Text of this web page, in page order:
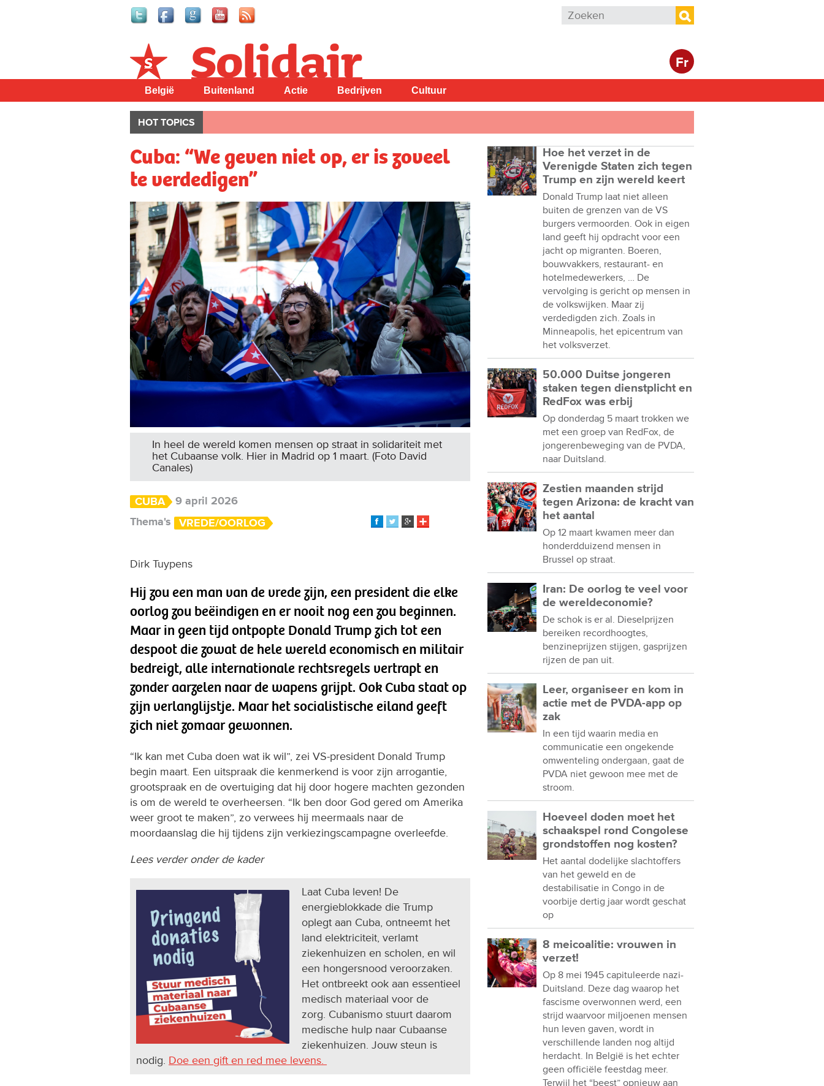
Zoekveld
Zoeken
Fr
Solidair
België Buitenland Actie Bedrijven Cultuur
HOT TOPICS
Cuba: “We geven niet op, er is zoveel
te verdedigen”
In heel de wereld komen mensen op straat in solidariteit met
het Cubaanse volk. Hier in Madrid op 1 maart. (Foto David
Canales)
CUBA
9 april 2026
Thema's
VREDE/OORLOG
Dirk Tuypens
Hij zou een man van de vrede zijn, een president die elke
oorlog zou beëindigen en er nooit nog een zou beginnen.
Maar in geen tijd ontpopte Donald Trump zich tot een
despoot die zowat de hele wereld economisch en militair
bedreigt, alle internationale rechtsregels vertrapt en
zonder aarzelen naar de wapens grijpt. Ook Cuba staat op
zijn verlanglijstje. Maar het socialistische eiland geeft
zich niet zomaar gewonnen.
“Ik kan met Cuba doen wat ik wil”, zei VS-president Donald Trump
begin maart. Een uitspraak die kenmerkend is voor zijn arrogantie,
grootspraak en de overtuiging dat hij door hogere machten gezonden
is om de wereld te overheersen. “Ik ben door God gered om Amerika
weer groot te maken”, zo verwees hij meermaals naar de
moordaanslag die hij tijdens zijn verkiezingscampagne overleefde.
Lees verder onder de kader
Laat Cuba leven! De
energieblokkade die Trump
oplegt aan Cuba, ontneemt het
land elektriciteit, verlamt
ziekenhuizen en scholen, en wil
een hongersnood veroorzaken.
Het ontbreekt ook aan essentieel
medisch materiaal voor de
zorg. Cubanismo stuurt daarom
medische hulp naar Cubaanse
ziekenhuizen. Jouw steun is
nodig. Doe een gift en red mee levens.
Hoe het verzet in de
Verenigde Staten zich tegen
Trump en zijn wereld keert
Donald Trump laat niet alleen
buiten de grenzen van de VS
burgers vermoorden. Ook in eigen
land geeft hij opdracht voor een
jacht op migranten. Boeren,
bouwvakkers, restaurant- en
hotelmedewerkers, … De
vervolging is gericht op mensen in
de volkswijken. Maar zij
verdedigden zich. Zoals in
Minneapolis, het epicentrum van
het volksverzet.
50.000 Duitse jongeren
staken tegen dienstplicht en
RedFox was erbij
Op donderdag 5 maart trokken we
met een groep van RedFox, de
jongerenbeweging van de PVDA,
naar Duitsland.
Zestien maanden strijd
tegen Arizona: de kracht van
het aantal
Op 12 maart kwamen meer dan
honderdduizend mensen in
Brussel op straat.
Iran: De oorlog te veel voor
de wereldeconomie?
De schok is er al. Dieselprijzen
bereiken recordhoogtes,
benzineprijzen stijgen, gasprijzen
rijzen de pan uit.
Leer, organiseer en kom in
actie met de PVDA-app op
zak
In een tijd waarin media en
communicatie een ongekende
omwenteling ondergaan, gaat de
PVDA niet gewoon mee met de
stroom.
Hoeveel doden moet het
schaakspel rond Congolese
grondstoffen nog kosten?
Het aantal dodelijke slachtoffers
van het geweld en de
destabilisatie in Congo in de
voorbije dertig jaar wordt geschat
op
8 meicoalitie: vrouwen in
verzet!
Op 8 mei 1945 capituleerde nazi-
Duitsland. Deze dag waarop het
fascisme overwonnen werd, een
strijd waarvoor miljoenen mensen
hun leven gaven, wordt in
verschillende landen nog altijd
herdacht. In België is het echter
geen officiële feestdag meer.
Terwijl het “beest” opnieuw aan